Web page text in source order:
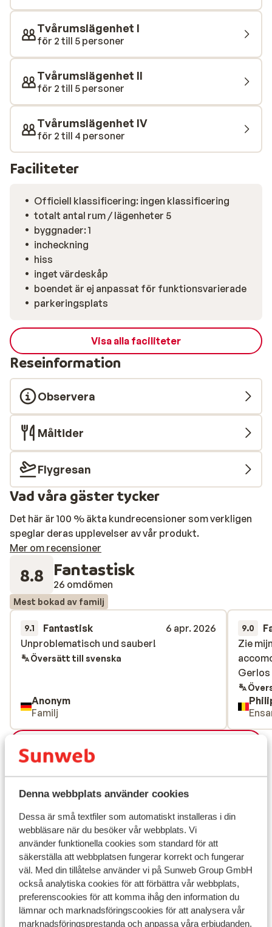
Denna webbplats använder cookies
Dessa är små textfiler som automatiskt installeras i din
webbläsare när du besöker vår webbplats. Vi
använder funktionella cookies som standard för att
säkerställa att webbplatsen fungerar korrekt och fungerar
väl. Med din tillåtelse använder vi på Sunweb Group GmbH
också analytiska cookies för att förbättra vår webbplats,
preferenscookies för att komma ihåg den information du
lämnar och marknadsföringscookies för att analysera vår
marknadsföringsprestanda och anpassa våra erbjudanden.
lägenheterna rymmer upp till sex personer, så här kan
du njuta av din skidsemester i Gerlos med vänner eller
familj.
Tvårumslägenhet I
för 2 till 5 personer
Tvårumslägenhet II
för 2 till 5 personer
Tvårumslägenhet IV
för 2 till 4 personer
Faciliteter
Officiell klassificering: ingen klassificering
totalt antal rum / lägenheter 5
byggnader: 1
incheckning
hiss
inget värdeskåp
boendet är ej anpassat för funktionsvarierade
parkeringsplats
Visa alla faciliteter
Reseinformation
Observera
Måltider
Flygresan
Vad våra gäster tycker
Det här är 100 % äkta kundrecensioner som verkligen
speglar deras upplevelser av vår produkt.
Mer om recensioner
8.8 Fantastisk
26 omdömen
Mest bokad av familj
9.1 Fantastisk
6 apr. 2026
Unproblematisch und sauber!
Unproblematisch und sauber!
Översätt till svenska
Anonym
Familj
9.0
Zie
Gerlos
Zie
Gerlos
Läge
Visa på karta
I området
Avstånd till centrum: ca 600 m